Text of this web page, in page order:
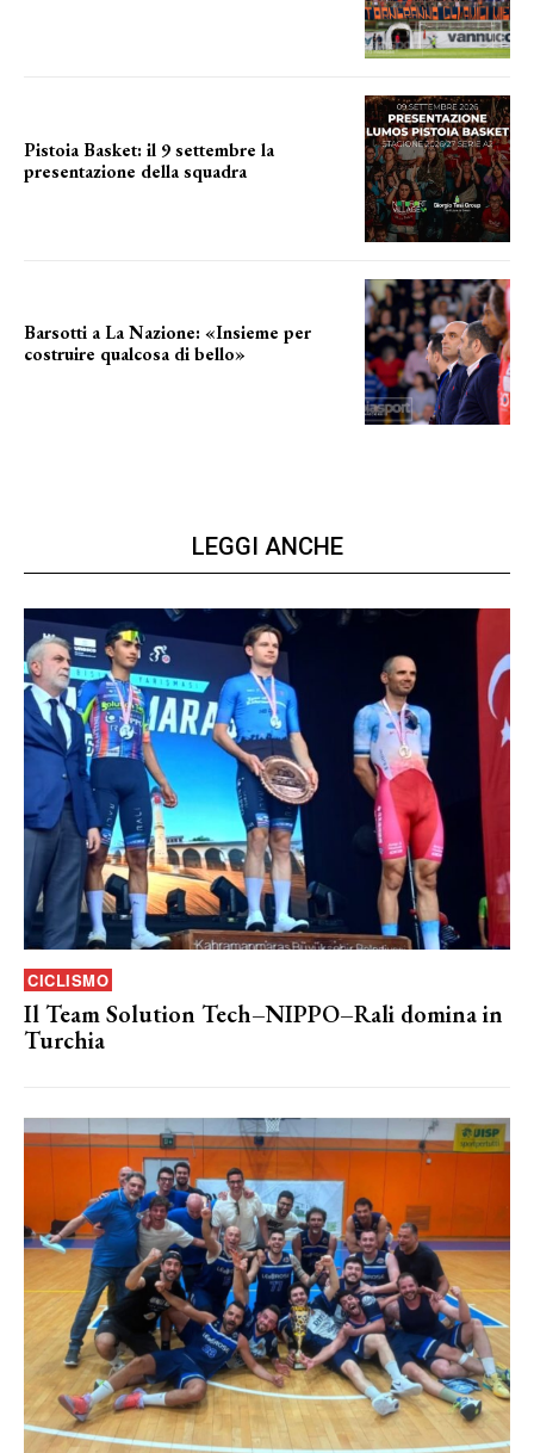
Pistoia Basket: il 9 settembre la
presentazione della squadra
Barsotti a La Nazione: «Insieme per
costruire qualcosa di bello»
LEGGI ANCHE
CICLISMO
Il Team Solution Tech–NIPPO–Rali domina in
Turchia